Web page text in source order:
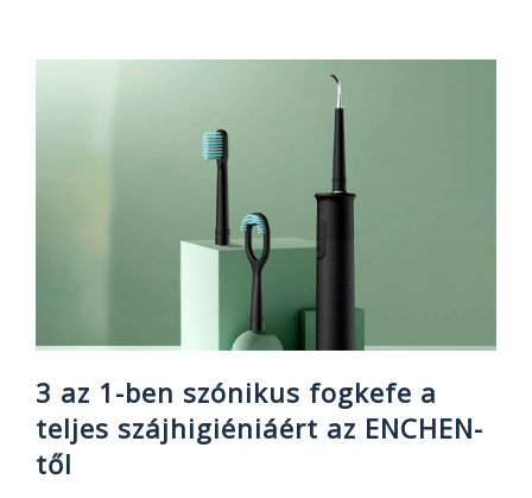
fogkefe
3 az 1-ben szónikus fogkefe a
teljes szájhigiéniáért az ENCHEN-
től